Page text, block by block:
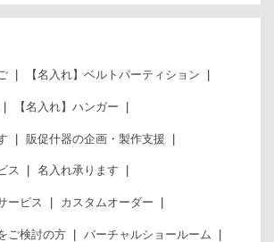
【名入れ】ベルトパーティション
【名入れ】ハンガー
販促什器の企画・製作支援
ス 名入れ承ります
ービス カスタムオーダー
ご検討の方 バーチャルショールーム